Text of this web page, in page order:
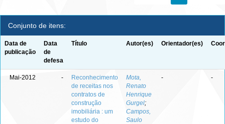
Conjunto de itens:
Data de
publicação
Data
de
defesa
Título Autor(es) Orientador(es)
Mai-2012 -
Reconhecimento
de receitas nos
contratos de
construção
imobiliária : um
estudo do
Mota,
Renato
Henrique
Gurgel;
Campos,
Saulo
- -